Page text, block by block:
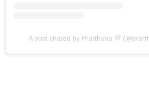
A post shared by Prarthana 💜